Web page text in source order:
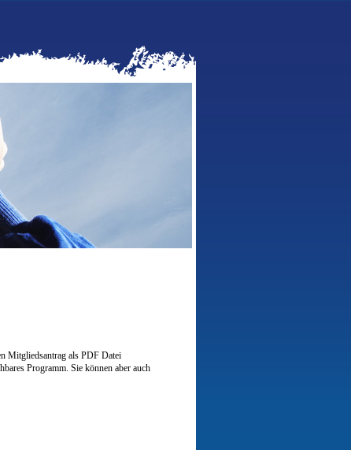
Mitgliedsantrag als PDF Datei
Programm. Sie können aber auch